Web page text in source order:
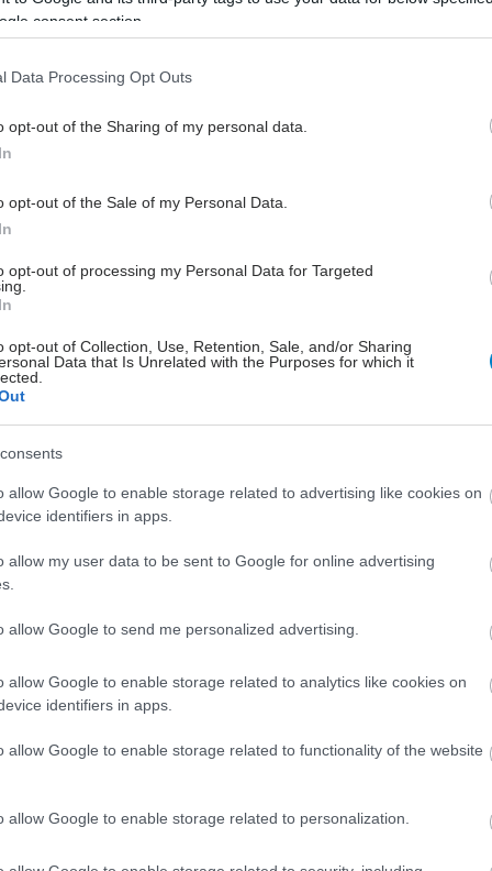
consent section.
Data Processing Opt Outs
opt-out of the Sharing of my personal data.
opt-out of the Sale of my Personal Data.
opt-out of processing my Personal Data for Targeted
opt-out of Collection, Use, Retention, Sale, and/or Sharing
Data that Is Unrelated with the Purposes for which it
allow Google to enable storage related to advertising like cookies on
identifiers in apps.
allow my user data to be sent to Google for online advertising
allow Google to send me personalized advertising.
allow Google to enable storage related to analytics like cookies on
identifiers in apps.
allow Google to enable storage related to functionality of the website
allow Google to enable storage related to personalization.
καλούνται, επίσης,να κοινοποιούν την καταγγελία
ο καταγγελλόμενος φαρμακοποιός, ώστε η εν λόγω
να προβεί σε κάθε ενέργεια για το τερματισμό της
εταιρείες
του ΠΦΣ
τονίζοντας πως ο Πανελλήνιος Φαρμακευτικός
γίνει δέκτης καταγγελιών ότι "φαρμακεία που δεν
των πλατφόρμων διάθεσης προϊόντων,
ημέρες και ώρες που είναι υποχρεωτικά κλειστά
πωςη τήρηση του διευρυμένου ωραρίου είναι
στον κάτοχο άδειας ίδρυσης και λειτουργίας του
οι κάτωθι κυρώσεις:
πρώτης παράβασης, αποστέλλεταιέγγραφη